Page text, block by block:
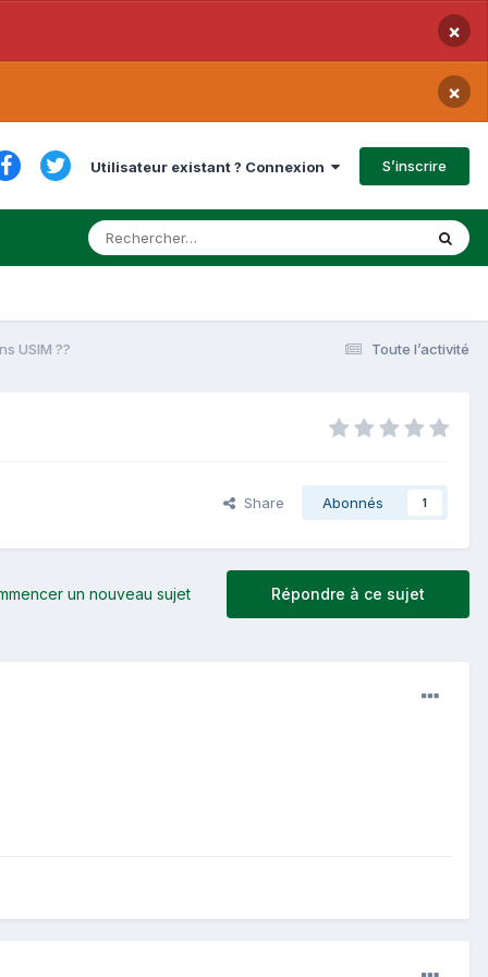
×
×
Utilisateur existant ? Connexion S’inscrire
Toute l’activité
USIM ??
Share Abonnés 1
Répondre à ce sujet
un nouveau sujet